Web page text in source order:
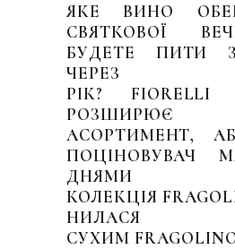
ЯКЕ ВИНО
СВЯТКОВОЇ
БУДЕТЕ ПИТИ
ЧЕРЕЗ
РІК? FIORELLI
АСОРТИМЕНТ,
ПОЦІНОВУВАЧ
ДНЯМИ
КОЛЕКЦІЯ
НИЛАСЯ
СУХИМ